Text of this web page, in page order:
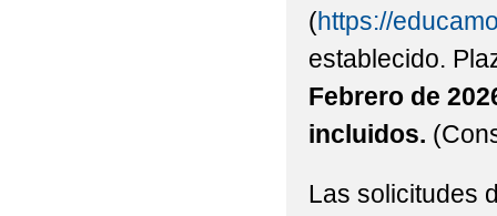
(https://
establecido.
Febrero de
incluidos.
Las solicitudes